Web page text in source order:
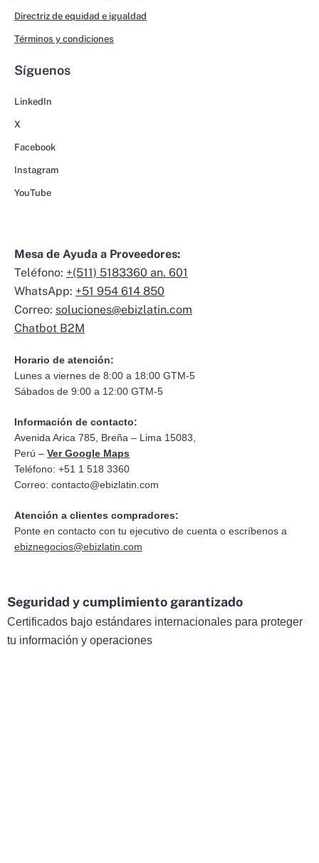
Directriz de equidad e igualdad
Términos y condiciones
Síguenos
LinkedIn
X
Facebook
Instagram
YouTube
Mesa de Ayuda a Proveedores:
Teléfono: +(511) 5183360 an. 601
WhatsApp: +51 954 614 850
Correo: soluciones@ebizlatin.com
Chatbot B2M
Horario de atención:
Lunes a viernes de 8:00 a 18:00 GTM-5
Sábados de 9:00 a 12:00 GTM-5
Información de contacto:
Avenida Arica 785, Breña – Lima 15083,
Perú – Ver Google Maps
Teléfono: +51 1 518 3360
Correo: contacto@ebizlatin.com
Atención a clientes compradores:
Ponte en contacto con tu ejecutivo de cuenta o escríbenos a
ebiznegocios@ebizlatin.com
Seguridad y cumplimiento garantizado
Certificados bajo estándares internacionales para proteger
tu información y operaciones